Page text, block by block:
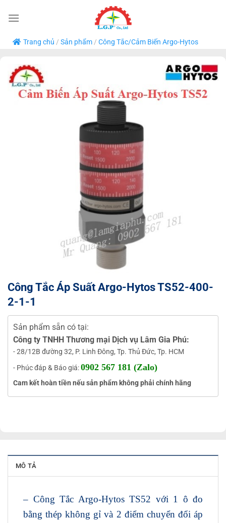
qua
dung
Trang chủ / Sản phẩm/ Công Tắc/Cảm Biến Argo-Hytos
Công Tắc Áp Suất Argo-Hytos TS52-400-
2-1-1
Sản phẩm sẵn có tại:
Công ty TNHH Thương mại Dịch vụ Lâm Gia Phú:
- 28/12B đường 32, P. Linh Đông, Tp. Thủ Đức, Tp. HCM
- Phúc đáp & Báo giá:0902 567 181 (Zalo)
Cam kết hoàn tiền nếu sản phẩm không phải chính hãng
MÔ TẢ
– Công Tắc Argo-Hytos TS52 với 1 ô đo
bằng thép không gỉ và 2 điểm chuyển đổi áp